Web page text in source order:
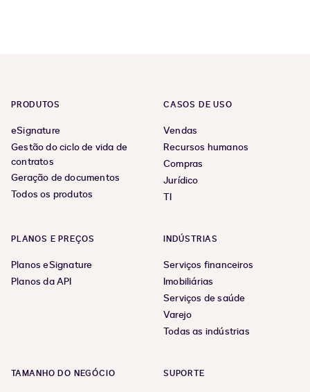
PRODUTOS
eSignature
Gestão do ciclo de vida de
contratos
Geração de documentos
Todos os produtos
CASOS DE USO
Vendas
Recursos humanos
Compras
Jurídico
TI
PLANOS E PREÇOS
Planos eSignature
Planos da API
INDÚSTRIAS
Serviços financeiros
Imobiliárias
Serviços de saúde
Varejo
Todas as indústrias
TAMANHO DO NEGÓCIO SUPORTE